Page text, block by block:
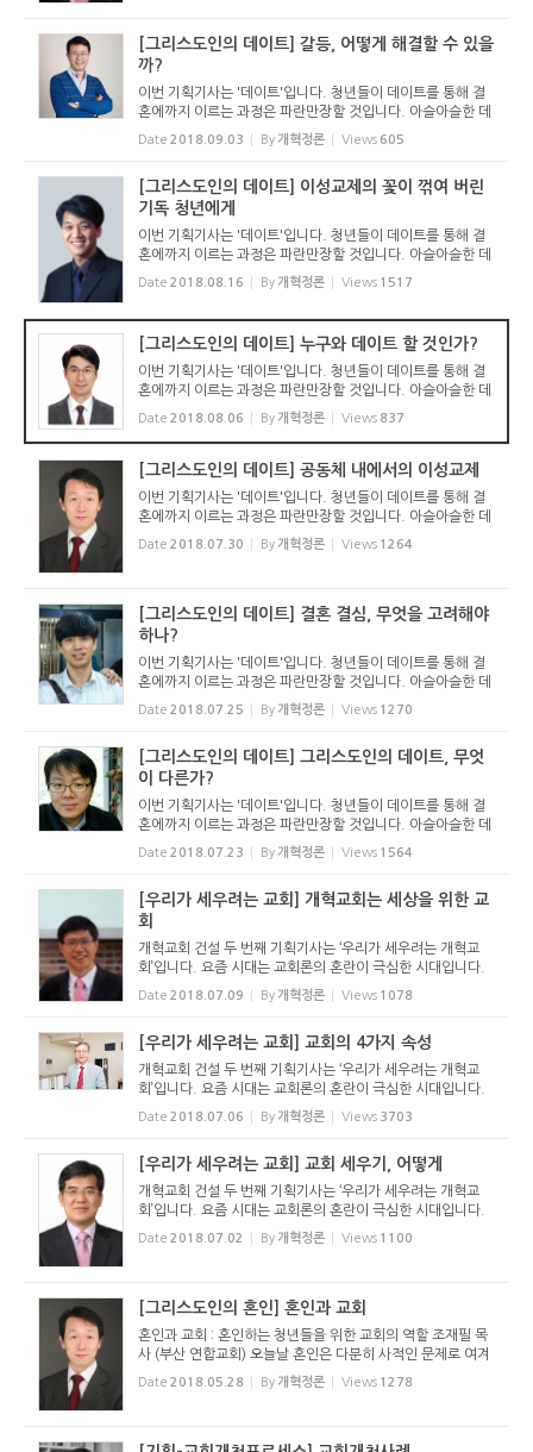
[그리스도인의 데이트] 갈등, 어떻게 해결할 수 있을
까?
이번 기획기사는 '데이트'입니다. 청년들이 데이트를 통해 결
혼에까지 이르는 과정은 파란만장할 것입니다. 아슬아슬한 데
이트, 데이트과정과 그것을 끝장내면서 평생 씻기 힘든 상처를
주고 받는 경우도 있을 것이고요. 당사자만이 아니라 지켜보는
Date 2018.09.03 By 개혁정론 Views 605
[그리스도인의 데이트] 이성교제의 꽃이 꺾여 버린
기독 청년에게
이번 기획기사는 '데이트'입니다. 청년들이 데이트를 통해 결
혼에까지 이르는 과정은 파란만장할 것입니다. 아슬아슬한 데
이트, 데이트과정과 그것을 끝장내면서 평생 씻기 힘든 상처를
주고 받는 경우도 있을 것이고요. 당사자만이 아니라 지켜보는
Date 2018.08.16 By 개혁정론 Views 1517
[그리스도인의 데이트] 누구와 데이트 할 것인가?
이번 기획기사는 '데이트'입니다. 청년들이 데이트를 통해 결
혼에까지 이르는 과정은 파란만장할 것입니다. 아슬아슬한 데
이트, 데이트과정과 그것을 끝장내면서 평생 씻기 힘든 상처를
주고 받는 경우도 있을 것이고요. 당사자만이 아니라 지켜보는
...
Date 2018.08.06 By 개혁정론 Views 837
[그리스도인의 데이트] 공동체 내에서의 이성교제
이번 기획기사는 '데이트'입니다. 청년들이 데이트를 통해 결
혼에까지 이르는 과정은 파란만장할 것입니다. 아슬아슬한 데
이트, 데이트과정과 그것을 끝장내면서 평생 씻기 힘든 상처를
주고 받는 경우도 있을 것이고요. 당사자만이 아니라 지켜보는
Date 2018.07.30 By 개혁정론 Views 1264
[그리스도인의 데이트] 결혼 결심, 무엇을 고려해야
하나?
이번 기획기사는 '데이트'입니다. 청년들이 데이트를 통해 결
혼에까지 이르는 과정은 파란만장할 것입니다. 아슬아슬한 데
이트, 데이트과정과 그것을 끝장내면서 평생 씻기 힘든 상처를
주고 받는 경우도 있을 것이고요. 당사자만이 아니라 지켜보는
Date 2018.07.25 By 개혁정론 Views 1270
[그리스도인의 데이트] 그리스도인의 데이트, 무엇
이 다른가?
이번 기획기사는 '데이트'입니다. 청년들이 데이트를 통해 결
혼에까지 이르는 과정은 파란만장할 것입니다. 아슬아슬한 데
이트, 데이트과정과 그것을 끝장내면서 평생 씻기 힘든 상처를
주고 받는 경우도 있을 것이고요. 당사자만이 아니라 지켜보는
Date 2018.07.23 By 개혁정론 Views 1564
[우리가 세우려는 교회] 개혁교회는 세상을 위한 교
회
개혁교회 건설 두 번째 기획기사는 ‘우리가 세우려는 개혁교
회’입니다. 요즘 시대는 교회론의 혼란이 극심한 시대입니다.
교회에 대한 다양한 실험들을 하고 있고요. 개혁한 교회는 삼
위 하나님께서 택하신 주의 백성들을 말씀과 성령으로 불러 ...
Date 2018.07.09 By 개혁정론 Views 1078
[우리가 세우려는 교회] 교회의 4가지 속성
개혁교회 건설 두 번째 기획기사는 ‘우리가 세우려는 개혁교
회’입니다. 요즘 시대는 교회론의 혼란이 극심한 시대입니다.
교회에 대한 다양한 실험들을 하고 있고요. 개혁한 교회는 삼
위 하나님께서 택하신 주의 백성들을 말씀과 성령으로 불러 ...
Date 2018.07.06 By 개혁정론 Views 3703
[우리가 세우려는 교회] 교회 세우기, 어떻게
개혁교회 건설 두 번째 기획기사는 ‘우리가 세우려는 개혁교
회’입니다. 요즘 시대는 교회론의 혼란이 극심한 시대입니다.
교회에 대한 다양한 실험들을 하고 있고요. 개혁한 교회는 삼
위 하나님께서 택하신 주의 백성들을 말씀과 성령으로 불러 ...
Date 2018.07.02 By 개혁정론 Views 1100
[그리스도인의 혼인] 혼인과 교회
혼인과 교회 : 혼인하는 청년들을 위한 교회의 역할 조재필 목
사 (부산 연합교회) 오늘날 혼인은 다분히 사적인 문제로 여겨
집니다. 혼인을 결정하는데 개인과 개인의 의사가 거의 유일한
토대입니다. 과거에는 혼인이 집안과 집안의 만남이라는 전통
Date 2018.05.28 By 개혁정론 Views 1278